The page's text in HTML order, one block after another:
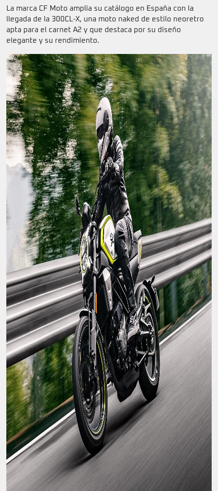
La marca CF Moto amplia su catálogo en España con la
llegada de la 300CL-X, una moto naked de estilo neoretro
apta para el carnet A2 y que destaca por su diseño
elegante y su rendimiento.